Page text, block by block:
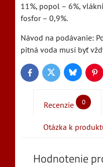
11%, popol – 6%,
fosfor – 0,9%.
Návod na podávanie:
pitná voda musí byť
FacebookTwitter Bluesky
Recenzie 0
Otázka k
Hodnotenie